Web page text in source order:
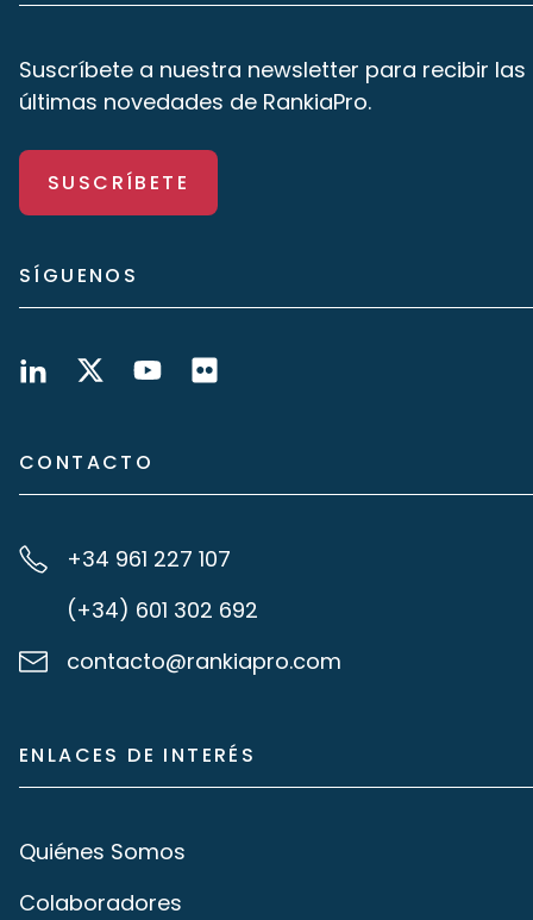
Suscríbete a nuestra newsletter para recibir las
últimas novedades de RankiaPro.
SUSCRÍBETE
SÍGUENOS
CONTACTO
+34 961 227 107
(+34) 601 302 692
contacto@rankiapro.com
ENLACES DE INTERÉS
Quiénes Somos
Colaboradores